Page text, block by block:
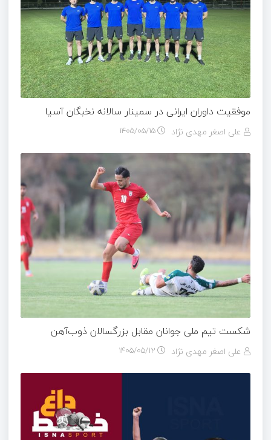
موفقیت داوران ایرانی در سمینار سالانه نخبگان آسیا
علی اصغر مهدی نژاد ۱۴۰۵/۰۵/۱۵
شکست تیم ملی جوانان مقابل بزرگسالان ذوب‌آهن
علی اصغر مهدی نژاد ۱۴۰۵/۰۵/۱۲